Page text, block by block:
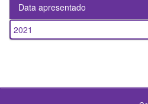
Data apresentado
2021